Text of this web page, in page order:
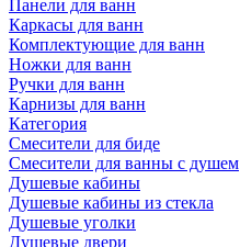
Панели для ванн
Каркасы для ванн
Комплектующие для ванн
Ножки для ванн
Ручки для ванн
Карнизы для ванн
Категория
Смесители для биде
Смесители для ванны с душем
Душевые кабины
Душевые кабины из стекла
Душевые уголки
Душевые двери